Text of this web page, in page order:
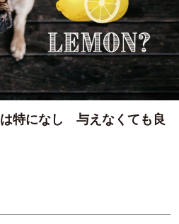
特になし 与えなくても良